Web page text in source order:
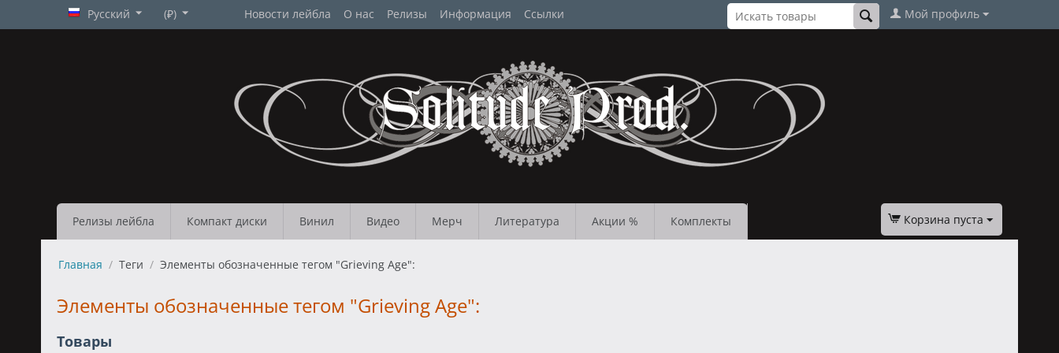
Русский (₽) Новости лейбла О нас Релизы Информация Ссылки Мой профиль
Релизы лейбла Компакт диски Винил Видео Мерч Литература Акции % Комплекты Корзина пуста
Главная / Теги / Элементы обозначенные тегом "Grieving Age":
Элементы обозначенные тегом "Grieving Age":
Товары